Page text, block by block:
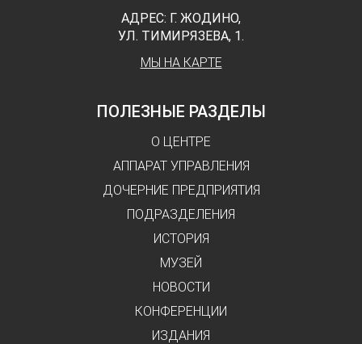
ПОЛЕЗНЫЕ РАЗДЕЛЫ
О ЦЕНТРЕ
АППАРАТ УПРАВЛЕНИЯ
ДОЧЕРНИЕ ПРЕДПРИЯТИЯ
ПОДРАЗДЕЛЕНИЯ
ИСТОРИЯ
МУЗЕЙ
НОВОСТИ
КОНФЕРЕНЦИИ
ИЗДАНИЯ
АДРЕС: Г. ЖОДИНО,
УЛ. ТИМИРЯЗЕВА, 1.
МЫ НА КАРТЕ